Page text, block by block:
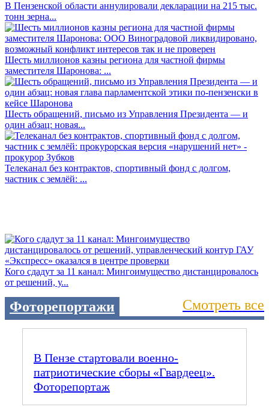
В Пензенской области аннулировали декларации на 215 тыс.
тонн зерна...
Шесть миллионов казны региона для частной фирмы
заместителя Шаронова: ...
Шесть обращений, письмо из Управления Президента — и
один абзац: новая...
Телеканал без контрактов, спортивный фонд с долгом,
частник с землёй: ...
Кого сдадут за 11 канал: Мингоимущество дистанцировалось
от решений, у...
Фоторепортажи Смотреть все
В Пензе стартовали военно-
патриотические сборы «Гвардеец».
Фоторепортаж